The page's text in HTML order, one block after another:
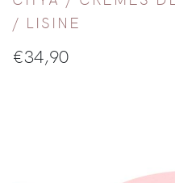
/ LISINE
€34,90